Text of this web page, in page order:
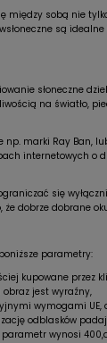
między sobą nie
są
słoneczne
na światło,
marki Ray
internetowych o
się
dobrze dobrane
parametry:
kupowane przez
jest wyraźny,
wymogami
odblasków
wynosi